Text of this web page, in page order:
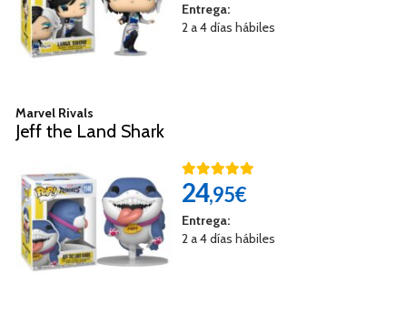
Entrega:
2 a 4 días hábiles
Marvel Rivals
Jeff the Land Shark
24,95€
Entrega:
2 a 4 días hábiles